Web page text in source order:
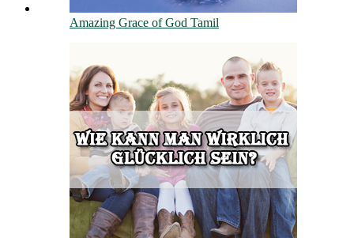
Amazing Grace of God Tamil